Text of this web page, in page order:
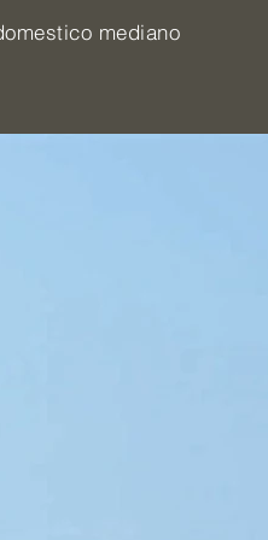
mediano